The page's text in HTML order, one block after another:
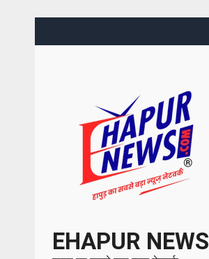
EHAPUR NEWS